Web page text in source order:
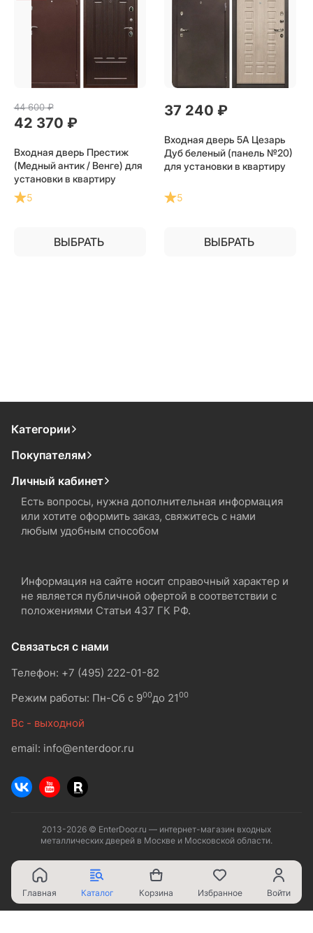
44 600 ₽
42 370 ₽
Входная дверь Престиж
(Медный антик / Венге) для
установки в квартиру
5
ВЫБРАТЬ
37 240 ₽
Входная дверь 5А Цезарь
Дуб беленый (панель №20)
для установки в квартиру
5
ВЫБРАТЬ
Категории
Покупателям
Личный кабинет
Есть вопросы, нужна дополнительная информация
или хотите оформить заказ, свяжитесь с нами
любым удобным способом
Информация на сайте носит справочный характер и
не является публичной офертой в соответствии с
положениями Статьи 437 ГК РФ.
Связаться с нами
Телефон: +7 (495) 222-01-82
Режим работы: Пн-Сб с 900до 2100
Вс - выходной
email: info@enterdoor.ru
2013-2026 © EnterDoor.ru — интернет-магазин входных
металлических дверей в Москве и Московской области.
Главная Каталог Корзина Избранное Войти